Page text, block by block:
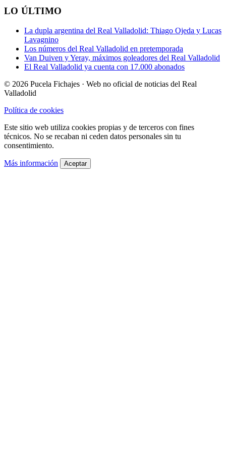
LO ÚLTIMO
La dupla argentina del Real Valladolid: Thiago Ojeda y Lucas
Lavagnino
Los números del Real Valladolid en pretemporada
Van Duiven y Yeray, máximos goleadores del Real Valladolid
El Real Valladolid ya cuenta con 17.000 abonados
© 2026 Pucela Fichajes · Web no oficial de noticias del Real
Valladolid
Política de cookies
Este sitio web utiliza cookies propias y de terceros con fines
técnicos. No se recaban ni ceden datos personales sin tu
consentimiento.
Más información Aceptar